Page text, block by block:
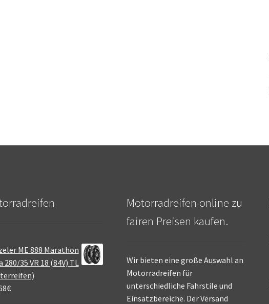
ME 888 Marathon
280/35 VR 18 (84V) TL
€
Motorradreifen online zu
fairen Preisen kaufen.
Wir bieten eine große Auswahl an
Motorradreifen für
unterschiedliche Fahrstile und
Einsatzbereiche. Der Versand